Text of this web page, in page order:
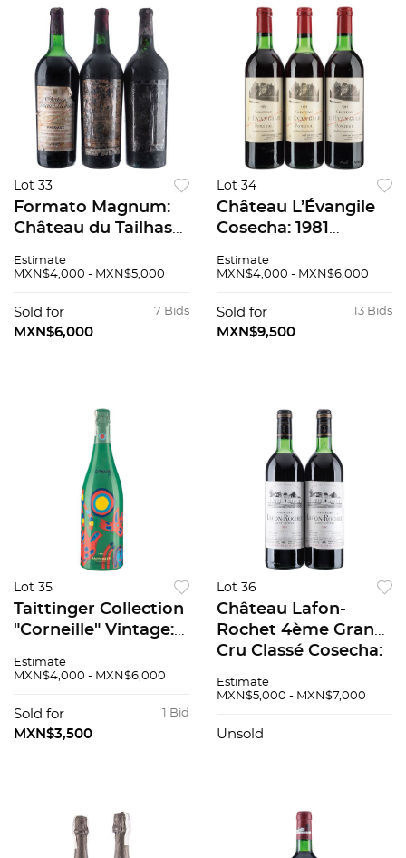
Lot 33
Formato Magnum:
Château du Tailhas
Château Prieuré-
pzs total
Estimate
MXN$4,000 - MXN$5,000
7 Bids
Sold for
MXN$6,000
Lot 34
Château L’Évangile
Cosecha: 1981
Niveles: en el cuello
Estimate
MXN$4,000 - MXN$6,000
13 Bids
Sold for
MXN$9,500
Lot 35
Taittinger Collection
"Corneille" Vintage:
Francia 92 / 100 En
Estimate
MXN$4,000 - MXN$6,000
1 Bid
Sold for
MXN$3,500
Lot 36
Château Lafon-
Rochet 4ème Grand
Cru Classé Cosecha:
Francia Niveles: en el
100
Estimate
MXN$5,000 - MXN$7,000
Unsold